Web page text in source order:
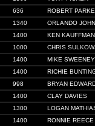
636
ROBERT
1340
ORLANDO
1400
KEN KAUFFMAN
1000
CHRIS
1400
MIKE SWEENEY
1400
RICHIE
998
BRYAN
1400
CLAY DAVIES
1300
LOGAN
1400
RONNIE REECE